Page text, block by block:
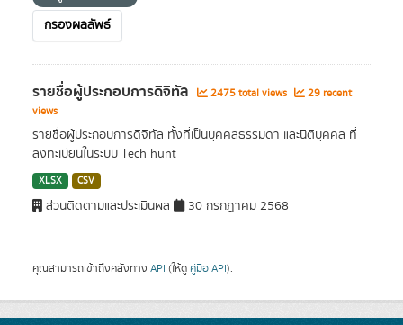
กรองผลลัพธ์
รายชื่อผู้ประกอบการดิจิทัล 2475 total views
29 recent
views
รายชื่อผู้ประกอบการดิจิทัล ทั้งที่เป็นบุคคลธรรมดา และนิติบุคคล ที่
ลงทะเบียนในระบบ Tech hunt
XLSX CSV
ส่วนติดตามและประเมินผล 30 กรกฎาคม 2568
คุณสามารถเข้าถึงคลังทาง API (ให้ดู คู่มือ API).